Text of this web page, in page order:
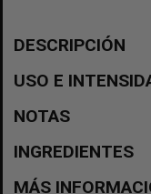
DESCRIPCIÓN
USO E
NOTAS
INGREDIENTES
MÁS